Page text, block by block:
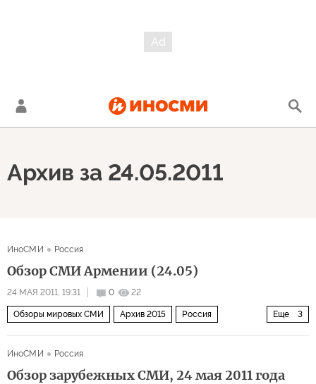
Архив за 24.05.2011
ИноСМИ Россия
Обзор СМИ Армении (24.05)
24 МАЯ 2011, 19:31 0 22
Еще 3
Обзоры мировых СМИ Архив 2015 Россия
ИноСМИ
Россия
Обзор зарубежных СМИ, 24 мая 2011 года